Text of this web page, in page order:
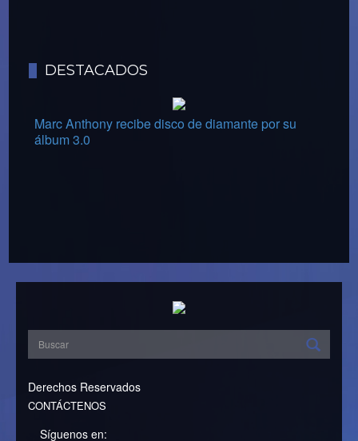
DESTACADOS
Marc Anthony recibe disco de diamante por su
álbum 3.0
Derechos Reservados
CONTÁCTENOS
Síguenos en: